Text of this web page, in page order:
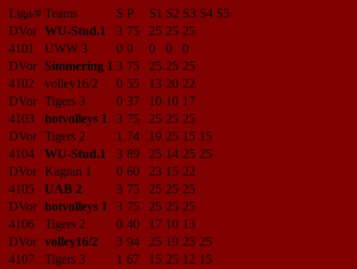
Liga/# Teams S P S1 S2 S3 S4 S5
DVor WU-Stud.1 3 75 25 25 25
4101
UWW 3 0 0 0 0
0
DVor
Simmering 1 3 75 25 25 25
4102
volley16/2 0 55 13 20 22
DVor Tigers 3 0 37 10 10 17
4103
hotvolleys 1 3 75 25 25 25
DVor Tigers 2 1 74 19 25 15 15
4104
WU-Stud.1 3 89 25 14 25 25
DVor Kagran 1 0 60 23 15 22
4105
UAB 2 3 75 25 25 25
DVor hotvolleys 1 3 75 25 25 25
4106
Tigers 2 0 40 17 10 13
DVor volley16/2 3 94 25 19 25 25
4107
Tigers 3 1 67 15 25 12 15